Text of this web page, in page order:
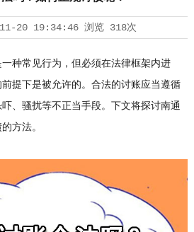
20 19:34:46浏览 318次
常见行为，但必须在法律框架内进
提下是被允许的。合法的讨账应当遵循
、骚扰等不正当手段。下文将探讨南通
方法。